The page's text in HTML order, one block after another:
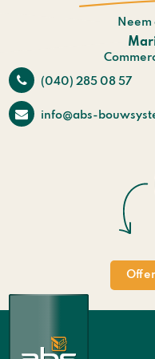
Neem
(040) 285 08 57
info@abs-